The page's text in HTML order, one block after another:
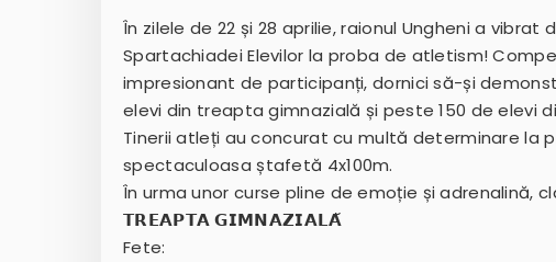
În zilele de 22 și 28 aprilie, raionul Ungheni a
Spartachiadei Elevilor la proba de atletism!
impresionant de participanți, dornici să-și
elevi din treapta gimnazială și peste 150 de elevi
Tinerii atleți au concurat cu multă determinare la
spectaculoasa ștafetă 4x100m.
În urma unor curse pline de emoție și adrenalină,
𝗧𝗥𝗘𝗔𝗣𝗧𝗔 𝗚𝗜𝗠𝗡𝗔𝗭𝗜𝗔𝗟𝗔̆
Fete: